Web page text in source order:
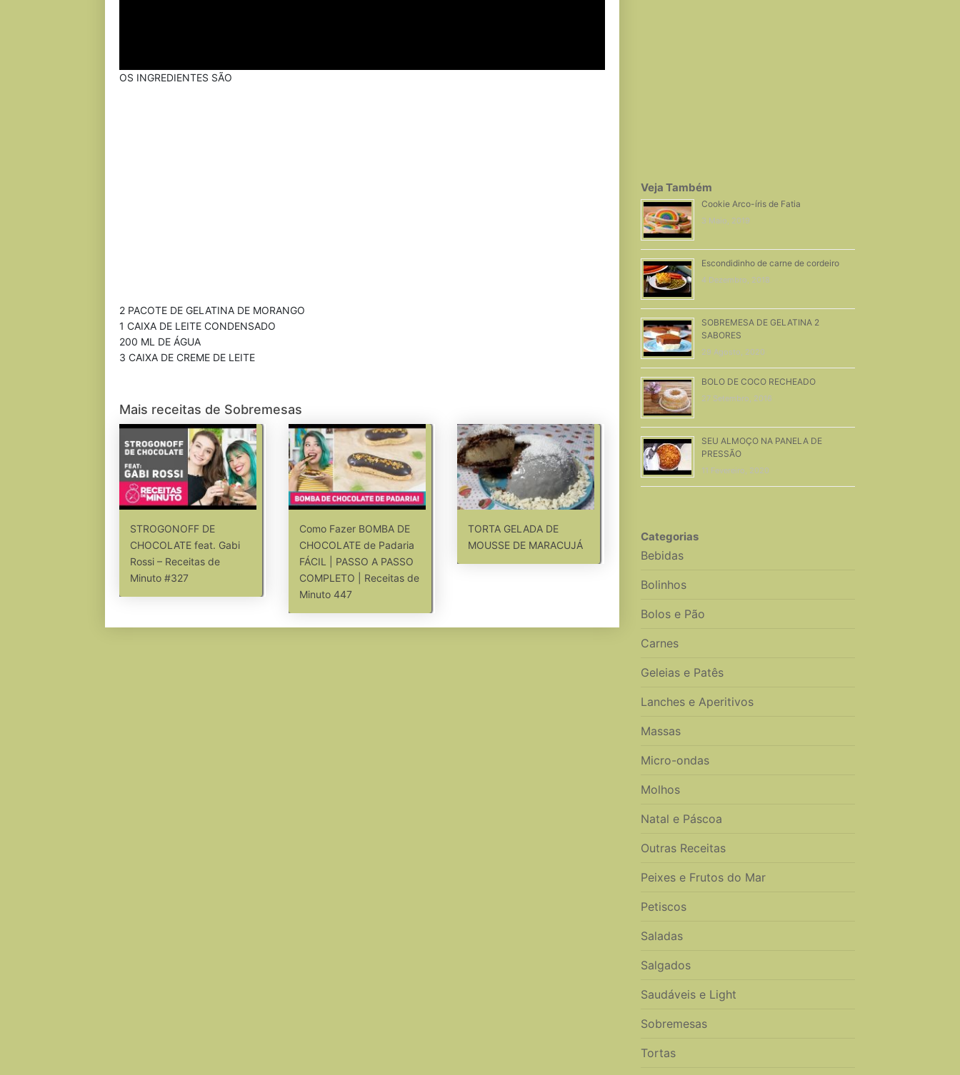
OS INGREDIENTES SÃO
2 PACOTE DE GELATINA DE MORANGO
1 CAIXA DE LEITE CONDENSADO
200 ML DE ÁGUA
3 CAIXA DE CREME DE LEITE
Mais receitas de Sobremesas
STROGONOFF DE
CHOCOLATE feat. Gabi
Rossi – Receitas de
Minuto #327
Como Fazer BOMBA DE
CHOCOLATE de Padaria
FÁCIL | PASSO A PASSO
COMPLETO | Receitas de
Minuto 447
TORTA GELADA DE
MOUSSE DE MARACUJÁ
Veja Também
Cookie Arco-íris de Fatia
3 Maio, 2019
Escondidinho de carne de cordeiro
4 Dezembro, 2018
SOBREMESA DE GELATINA 2
SABORES
29 Agosto, 2020
BOLO DE COCO RECHEADO
27 Setembro, 2016
SEU ALMOÇO NA PANELA DE
PRESSÃO
11 Fevereiro, 2020
Categorias
Bebidas
Bolinhos
Bolos e Pão
Carnes
Geleias e Patês
Lanches e Aperitivos
Massas
Micro-ondas
Molhos
Natal e Páscoa
Outras Receitas
Peixes e Frutos do Mar
Petiscos
Saladas
Salgados
Saudáveis e Light
Sobremesas
Tortas